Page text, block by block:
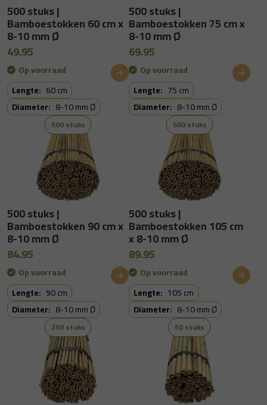
500 stuks |
Bamboestokken 60 cm x
8-10 mm Ø
49.95
Op voorraad
Lengte: 60 cm
Diameter: 8-10 mm Ø
500 stuks |
Bamboestokken 75 cm x
8-10 mm Ø
69.95
Op voorraad
Lengte: 75 cm
Diameter: 8-10 mm Ø
500 stuks
500 stuks |
Bamboestokken 90 cm x
8-10 mm Ø
84.95
Op voorraad
Lengte: 90 cm
Diameter: 8-10 mm Ø
500 stuks
500 stuks |
Bamboestokken 105 cm
x 8-10 mm Ø
89.95
Op voorraad
Lengte: 105 cm
Diameter: 8-10 mm Ø
250 stuks 50 stuks